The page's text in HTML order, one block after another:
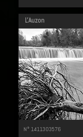
L'Auzon
N° 1411303576